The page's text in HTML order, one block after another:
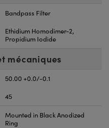
Bandpass Filter
Ethidium Homodimer-2,
Propidium Iodide
mécaniques
50.00 +0.0/-0.1
45
Mounted in Black Anodized
Ring